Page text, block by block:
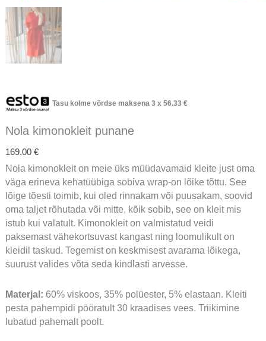
Tasu kolme võrdse maksena 3 x 56.33 €
Nola kimonokleit punane
169.00 €
Nola kimonokleit on meie üks müüdavamaid kleite just oma
väga erineva kehatüübiga sobiva wrap-on lõike tõttu. See
lõige tõesti toimib, kui oled rinnakam või puusakam, soovid
oma taljet rõhutada või mitte, kõik sobib, see on kleit mis
istub kui valatult. Kimonokleit on valmistatud veidi
paksemast vähekortsuvast kangast ning loomulikult on
kleidil taskud. Tegemist on keskmisest avarama lõikega,
suurust valides võta seda kindlasti arvesse.
Materjal: 60% viskoos, 35% polüester, 5% elastaan. Kleiti
pesta pahempidi pööratult 30 kraadises vees. Triikimine
lubatud pahemalt poolt.